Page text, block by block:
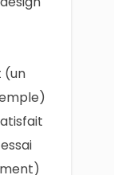
(un